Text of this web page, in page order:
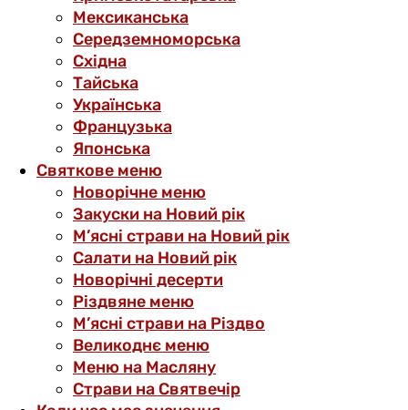
Мексиканська
Середземноморська
Східна
Тайська
Українська
Французька
Японська
Святкове меню
Новорічне меню
Закуски на Новий рік
М’ясні страви на Новий рік
Салати на Новий рік
Новорічні десерти
Різдвяне меню
М’ясні страви на Різдво
Великоднє меню
Меню на Масляну
Страви на Святвечір